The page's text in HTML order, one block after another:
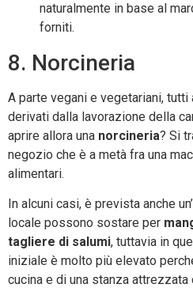
naturalmente in base al
forniti.
8. Norcineria
A parte vegani e vegetariani, tutti
derivati dalla lavorazione della
aprire allora una norcineria? Si
negozio che è a metà fra una
alimentari.
In alcuni casi, è prevista anche
locale possono sostare per
tagliere di salumi, tuttavia in
iniziale è molto più elevato
cucina e di una stanza